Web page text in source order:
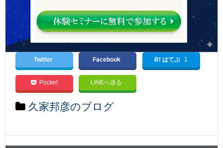
Twitter Facebook B! はてぶ 1
Pocket LINEへ送る
久家邦彦のブログ